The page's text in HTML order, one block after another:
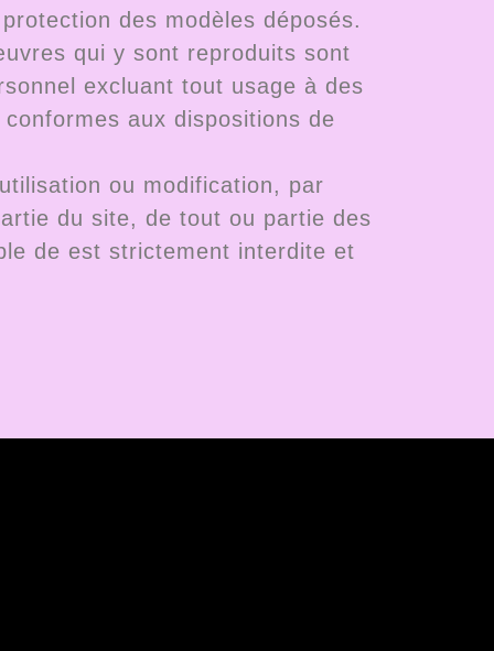
des modèles déposés.
qui y sont reproduits sont
excluant tout usage à des
aux dispositions de
ou modification, par
du site, de tout ou partie des
de est strictement interdite et